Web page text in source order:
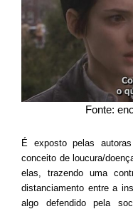
Fonte:
É exposto pelas
conceito de loucura/
elas, trazendo uma
distanciamento entre a
algo defendido pela